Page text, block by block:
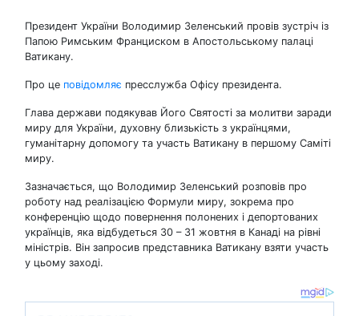
Президент України Володимир Зеленський провів зустріч із
Папою Римським Франциском в Апостольському палаці
Ватикану.
Про це повідомляє пресслужба Офісу президента.
Глава держави подякував Його Святості за молитви заради
миру для України, духовну близькість з українцями,
гуманітарну допомогу та участь Ватикану в першому Саміті
миру.
Зазначається, що Володимир Зеленський розповів про
роботу над реалізацією Формули миру, зокрема про
конференцію щодо повернення полонених і депортованих
українців, яка відбудеться 30 – 31 жовтня в Канаді на рівні
міністрів. Він запросив представника Ватикану взяти участь
у цьому заході.